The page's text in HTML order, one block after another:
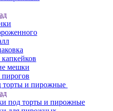
мешки
торты и пирожные
под торты и пирожные